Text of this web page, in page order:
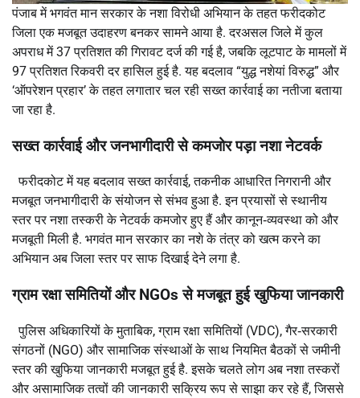
पंजाब में भगवंत मान सरकार के नशा विरोधी अभियान के तहत फरीदकोट
जिला एक मजबूत उदाहरण बनकर सामने आया है. दरअसल जिले में कुल
अपराध में 37 प्रतिशत की गिरावट दर्ज की गई है, जबकि लूटपाट के मामलों में
97 प्रतिशत रिकवरी दर हासिल हुई है. यह बदलाव “युद्ध नशेयां विरुद्ध” और
‘ऑपरेशन प्रहार’ के तहत लगातार चल रही सख्त कार्रवाई का नतीजा बताया
जा रहा है.
सख्त कार्रवाई और जनभागीदारी से कमजोर पड़ा नशा नेटवर्क
फरीदकोट में यह बदलाव सख्त कार्रवाई, तकनीक आधारित निगरानी और
मजबूत जनभागीदारी के संयोजन से संभव हुआ है. इन प्रयासों से स्थानीय
स्तर पर नशा तस्करी के नेटवर्क कमजोर हुए हैं और कानून‑व्यवस्था को और
मजबूती मिली है. भगवंत मान सरकार का नशे के तंत्र को खत्म करने का
अभियान अब जिला स्तर पर साफ दिखाई देने लगा है.
ग्राम रक्षा समितियों और NGOs से मजबूत हुई खुफिया जानकारी
पुलिस अधिकारियों के मुताबिक, ग्राम रक्षा समितियों (VDC), गैर‑सरकारी
संगठनों (NGO) और सामाजिक संस्थाओं के साथ नियमित बैठकों से जमीनी
स्तर की खुफिया जानकारी मजबूत हुई है. इसके चलते लोग अब नशा तस्करों
और असामाजिक तत्वों की जानकारी सक्रिय रूप से साझा कर रहे हैं, जिससे